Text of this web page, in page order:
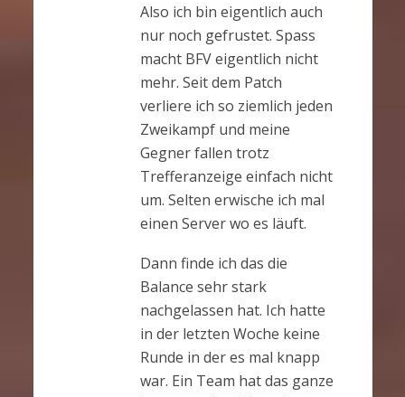
Also ich bin eigentlich auch
nur noch gefrustet. Spass
macht BFV eigentlich nicht
mehr. Seit dem Patch
verliere ich so ziemlich jeden
Zweikampf und meine
Gegner fallen trotz
Trefferanzeige einfach nicht
um. Selten erwische ich mal
einen Server wo es läuft.
Dann finde ich das die
Balance sehr stark
nachgelassen hat. Ich hatte
in der letzten Woche keine
Runde in der es mal knapp
war. Ein Team hat das ganze